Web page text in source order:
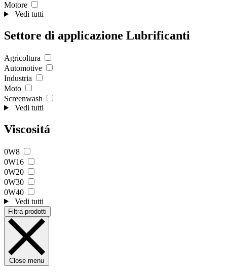
Motore
Vedi tutti
Settore di applicazione Lubrificanti
Agricoltura
Automotive
Industria
Moto
Screenwash
Vedi tutti
Viscositá
0W8
0W16
0W20
0W30
0W40
Vedi tutti
Filtra prodotti
Close menu